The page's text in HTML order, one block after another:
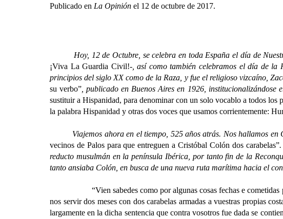
Publicado en La Opinión el 12 de octubre de 2017.
Hoy, 12 de Octubre, se celebra en toda España el día de
¡Viva La Guardia Civil!-, así como también celebramos el día de la
principios del siglo XX como de la Raza, y fue el religioso vizcaíno,
su verbo” , publicado en Buenos Aires en 1926,
sustituir a Hispanidad, para denominar con un solo vocablo a todos los
la palabra Hispanidad y otras dos voces que usamos corrientemente:
Viajemos ahora en el tiempo, 525 años atrás. Nos hallamos en
vecinos de Palos para que entreguen a Cristóbal Colón dos carabelas”.
reducto musulmán en la península Ibérica, por tanto fin de la
tanto ansiaba Colón, en busca de una nueva ruta marítima hacia el
“Vien sabedes como por algunas cosas fechas e
nos servir dos meses con dos carabelas armadas a vuestras propias
largamente en la dicha sentencia que contra vosotros fue dada se